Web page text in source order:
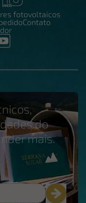
fotovoltaicos
Contato
do
mais.